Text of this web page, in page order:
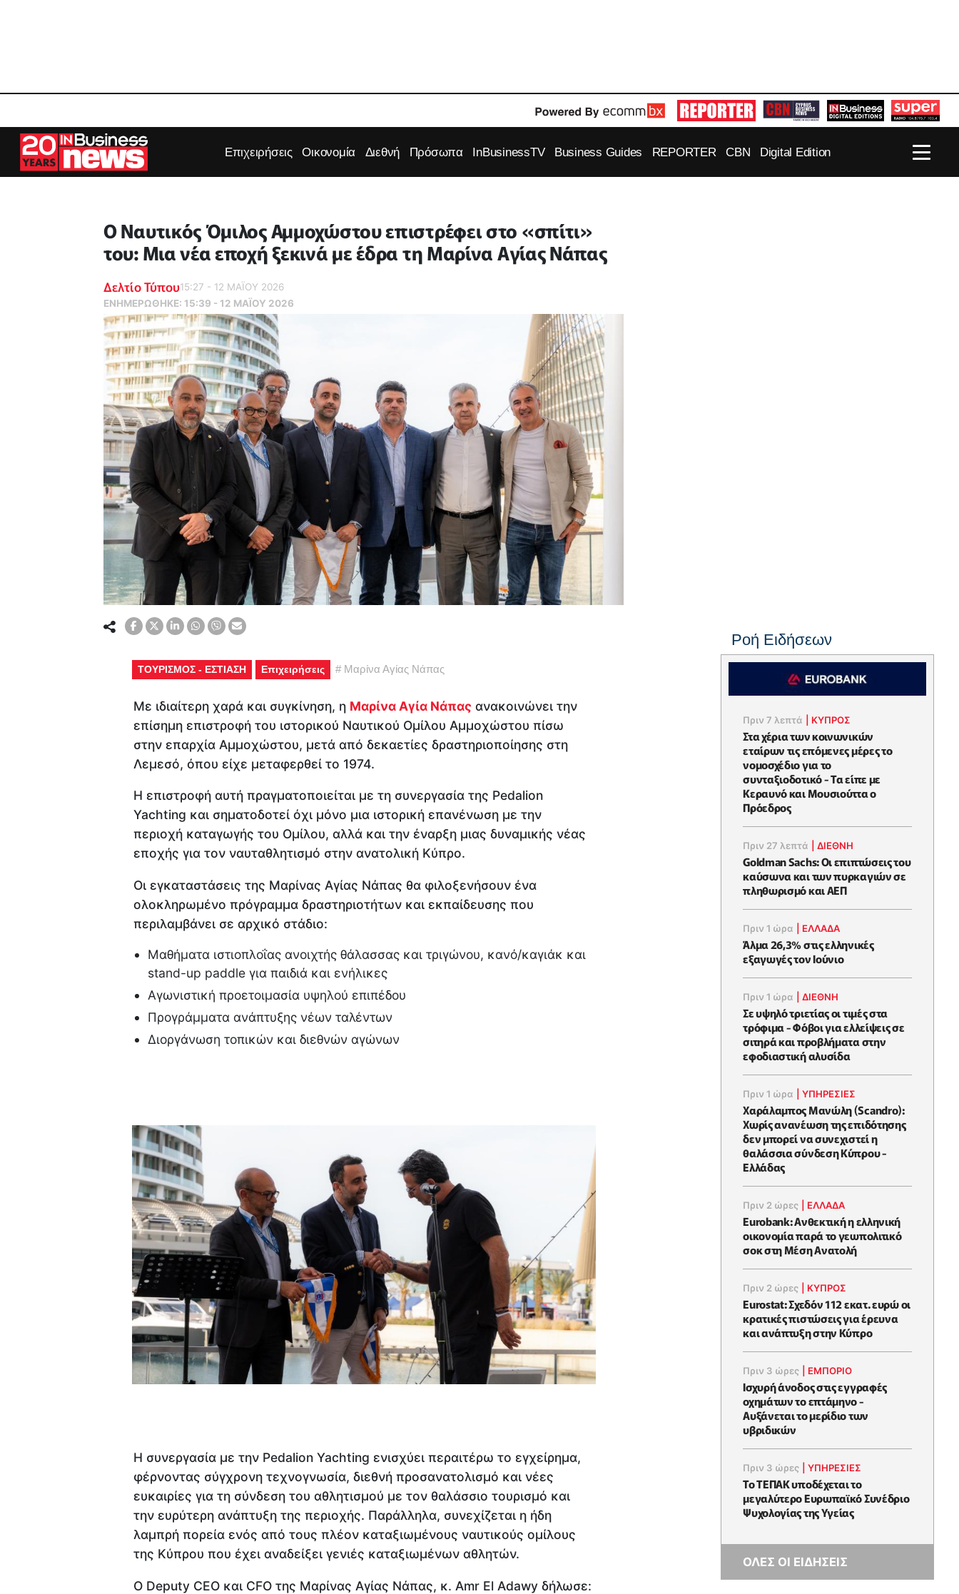
Επιχειρήσεις Οικονομία Διεθνή Πρόσωπα InBusinessTV Business Guides REPORTER CBN Digital Edition
O Ναυτικός Όμιλος Αμμοχώστου επιστρέφει στο «σπίτι»
του: Μια νέα εποχή ξεκινά με έδρα τη Μαρίνα Αγίας Νάπας
Δελτίο Τύπου15:27 - 12 ΜΑΪ́ΟΥ 2026
ΕΝΗΜΕΡΏΘΗΚΕ: 15:39 - 12 ΜΑΪ́ΟΥ 2026
ΤΟΥΡΙΣΜΟΣ - ΕΣΤΙΑΣΗ Επιχειρήσεις #Μαρίνα Αγίας Νάπας
Με ιδιαίτερη χαρά και συγκίνηση, η Μαρίνα Αγία Νάπας ανακοινώνει την
επίσημη επιστροφή του ιστορικού Ναυτικού Ομίλου Αμμοχώστου πίσω
στην επαρχία Αμμοχώστου, μετά από δεκαετίες δραστηριοποίησης στη
Λεμεσό, όπου είχε μεταφερθεί το 1974.
Η επιστροφή αυτή πραγματοποιείται με τη συνεργασία της Pedalion
Yachting και σηματοδοτεί όχι μόνο μια ιστορική επανένωση με την
περιοχή καταγωγής του Ομίλου, αλλά και την έναρξη μιας δυναμικής νέας
εποχής για τον ναυταθλητισμό στην ανατολική Κύπρο.
Οι εγκαταστάσεις της Μαρίνας Αγίας Νάπας θα φιλοξενήσουν ένα
ολοκληρωμένο πρόγραμμα δραστηριοτήτων και εκπαίδευσης που
περιλαμβάνει σε αρχικό στάδιο:
Μαθήματα ιστιοπλοΐας ανοιχτής θάλασσας και τριγώνου, κανό/καγιάκ και
stand-up paddle για παιδιά και ενήλικες
Αγωνιστική προετοιμασία υψηλού επιπέδου
Προγράμματα ανάπτυξης νέων ταλέντων
Διοργάνωση τοπικών και διεθνών αγώνων
Η συνεργασία με την Pedalion Yachting ενισχύει περαιτέρω το εγχείρημα,
φέρνοντας σύγχρονη τεχνογνωσία, διεθνή προσανατολισμό και νέες
ευκαιρίες για τη σύνδεση του αθλητισμού με τον θαλάσσιο τουρισμό και
την ευρύτερη ανάπτυξη της περιοχής. Παράλληλα, συνεχίζεται η ήδη
λαμπρή πορεία ενός από τους πλέον καταξιωμένους ναυτικούς ομίλους
της Κύπρου που έχει αναδείξει γενιές καταξιωμένων αθλητών.
Ο Deputy CEO και CFO της Μαρίνας Αγίας Νάπας, κ. Amr El Adawy δήλωσε:
Ροή Ειδήσεων
Πριν 7 λεπτά ΚΥΠΡΟΣ
Στα χέρια των κοινωνικών
εταίρων τις επόμενες μέρες το
νομοσχέδιο για το
συνταξιοδοτικό - Τα είπε με
Κεραυνό και Μουσιούττα ο
Πρόεδρος
Πριν 27 λεπτά |ΔΙΕΘΝΗ
Goldman Sachs: Οι επιπτώσεις του
καύσωνα και των πυρκαγιών σε
πληθωρισμό και ΑΕΠ
Πριν 1 ώρα ΕΛΛΆΔΑ
Άλμα 26,3% στις ελληνικές
εξαγωγές τον Ιούνιο
Πριν 1 ώρα |ΔΙΕΘΝΗ
Σε υψηλό τριετίας οι τιμές στα
τρόφιμα - Φόβοι για ελλείψεις σε
σιτηρά και προβλήματα στην
εφοδιαστική αλυσίδα
Πριν 1 ώρα |ΥΠΗΡΕΣΙΕΣ
Χαράλαμπος Μανώλη (Scandro):
Χωρίς ανανέωση της επιδότησης
δεν μπορεί να συνεχιστεί η
θαλάσσια σύνδεση Κύπρου -
Ελλάδας
Πριν 2 ώρες ΕΛΛΆΔΑ
Eurobank: Ανθεκτική η ελληνική
οικονομία παρά το γεωπολιτικό
σοκ στη Μέση Ανατολή
Πριν 2 ώρες ΚΥΠΡΟΣ
Eurostat: Σχεδόν 112 εκατ. ευρώ οι
κρατικές πιστώσεις για έρευνα
και ανάπτυξη στην Κύπρο
Πριν 3 ώρες ΕΜΠΟΡΙΟ
Ισχυρή άνοδος στις εγγραφές
οχημάτων το επτάμηνο -
Αυξάνεται το μερίδιο των
υβριδικών
Πριν 3 ώρες |ΥΠΗΡΕΣΙΕΣ
Το ΤΕΠΑΚ υποδέχεται το
μεγαλύτερο Ευρωπαϊκό Συνέδριο
Ψυχολογίας της Υγείας
ΟΛΕΣ ΟΙ ΕΙΔΗΣΕΙΣ